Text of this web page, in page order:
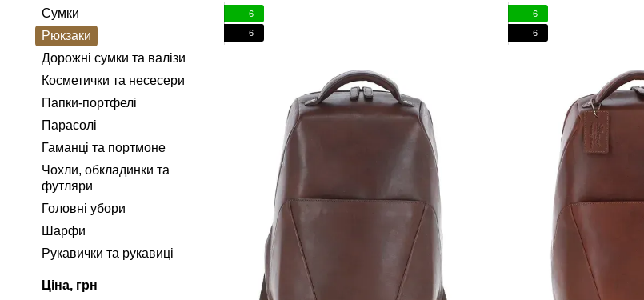
6
6
6
6
Сумки
Рюкзаки
Дорожні сумки та валізи
Косметички та несесери
Папки-портфелі
Парасолі
Гаманці та портмоне
Чохли, обкладинки та
футляри
Головні убори
Шарфи
Рукавички та рукавиці
Ціна, грн